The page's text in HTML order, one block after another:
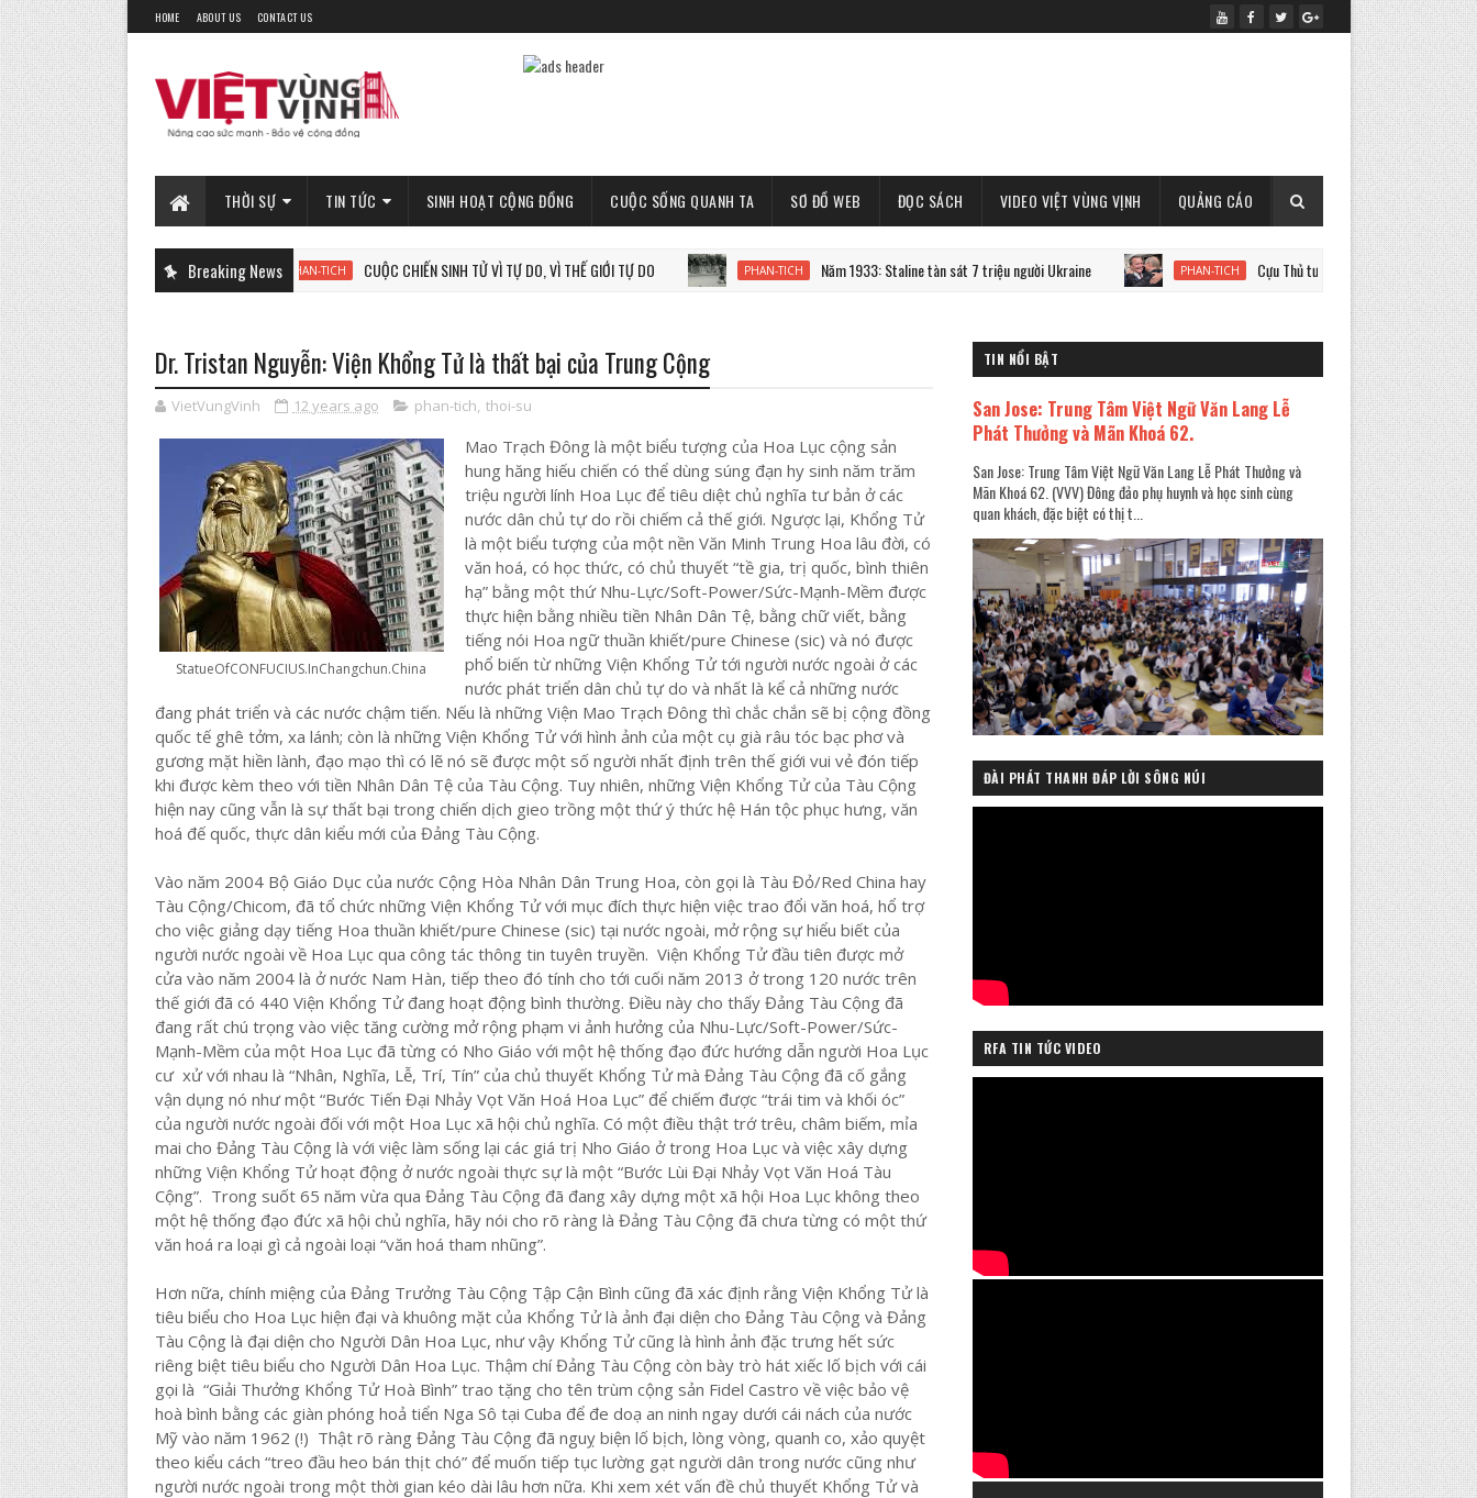
HOME ABOUT US CONTACT US
THỜI SỰ TIN TỨC SINH HOẠT CỘNG ĐỒNG CUỘC SỐNG QUANH TA SƠ ĐỒ WEB ĐỌC SÁCH VIDEO VIỆT VÙNG VỊNH QUẢNG CÁO
Breaking News
PHAN-TICH CUỘC CHIẾN SINH TỬ VÌ TỰ DO, VÌ THẾ GIỚI TỰ DO PHAN-TICH Năm 1933: Staline tàn sát 7 triệu người Ukraine PHAN-TICH Cựu Thủ tướng Đức Schroeder và chiến tranh
Dr. Tristan Nguyễn: Viện Khổng Tử là thất bại của Trung Cộng
VietVungVinh 12 years ago phan-tich, thoi-su
StatueOfCONFUCIUS.InChangchun.China
Mao Trạch Đông là một biểu tượng của Hoa Lục cộng sản
hung hăng hiếu chiến có thể dùng súng đạn hy sinh năm trăm
triệu người lính Hoa Lục để tiêu diệt chủ nghĩa tư bản ở các
nước dân chủ tự do rồi chiếm cả thế giới. Ngược lại, Khổng Tử
là một biểu tượng của một nền Văn Minh Trung Hoa lâu đời, có
văn hoá, có học thức, có chủ thuyết “tề gia, trị quốc, bình thiên
hạ” bằng một thứ Nhu-Lực/Soft-Power/Sức-Mạnh-Mềm được
thực hiện bằng nhiều tiền Nhân Dân Tệ, bằng chữ viết, bằng
tiếng nói Hoa ngữ thuần khiết/pure Chinese (sic) và nó được
phổ biến từ những Viện Khổng Tử tới người nước ngoài ở các
nước phát triển dân chủ tự do và nhất là kể cả những nước
đang phát triển và các nước chậm tiến. Nếu là những Viện Mao Trạch Đông thì chắc chắn sẽ bị cộng đồng
quốc tế ghê tởm, xa lánh; còn là những Viện Khổng Tử với hình ảnh của một cụ già râu tóc bạc phơ và
gương mặt hiền lành, đạo mạo thì có lẽ nó sẽ được một số người nhất định trên thế giới vui vẻ đón tiếp
khi được kèm theo với tiền Nhân Dân Tệ của Tàu Cộng. Tuy nhiên, những Viện Khổng Tử của Tàu Cộng
hiện nay cũng vẫn là sự thất bại trong chiến dịch gieo trồng một thứ ý thức hệ Hán tộc phục hưng, văn
hoá đế quốc, thực dân kiểu mới của Đảng Tàu Cộng.
Vào năm 2004 Bộ Giáo Dục của nước Cộng Hòa Nhân Dân Trung Hoa, còn gọi là Tàu Đỏ/Red China hay
Tàu Cộng/Chicom, đã tổ chức những Viện Khổng Tử với mục đích thực hiện việc trao đổi văn hoá, hổ trợ
cho việc giảng dạy tiếng Hoa thuần khiết/pure Chinese (sic) tại nước ngoài, mở rộng sự hiểu biết của
người nước ngoài về Hoa Lục qua công tác thông tin tuyên truyền. Viện Khổng Tử đầu tiên được mở
cửa vào năm 2004 là ở nước Nam Hàn, tiếp theo đó tính cho tới cuối năm 2013 ở trong 120 nước trên
thế giới đã có 440 Viện Khổng Tử đang hoạt động bình thường. Điều này cho thấy Đảng Tàu Cộng đã
đang rất chú trọng vào việc tăng cường mở rộng phạm vi ảnh hưởng của Nhu-Lực/Soft-Power/Sức-
Mạnh-Mềm của một Hoa Lục đã từng có Nho Giáo với một hệ thống đạo đức hướng dẫn người Hoa Lục
cư xử với nhau là “Nhân, Nghĩa, Lễ, Trí, Tín” của chủ thuyết Khổng Tử mà Đảng Tàu Cộng đã cố gắng
vận dụng nó như một “Bước Tiến Đại Nhảy Vọt Văn Hoá Hoa Lục” để chiếm được “trái tim và khối óc”
của người nước ngoài đối với một Hoa Lục xã hội chủ nghĩa. Có một điều thật trớ trêu, châm biếm, mỉa
mai cho Đảng Tàu Cộng là với việc làm sống lại các giá trị Nho Giáo ở trong Hoa Lục và việc xây dựng
những Viện Khổng Tử hoạt động ở nước ngoài thực sự là một “Bước Lùi Đại Nhảy Vọt Văn Hoá Tàu
Cộng”. Trong suốt 65 năm vừa qua Đảng Tàu Cộng đã đang xây dựng một xã hội Hoa Lục không theo
một hệ thống đạo đức xã hội chủ nghĩa, hãy nói cho rõ ràng là Đảng Tàu Cộng đã chưa từng có một thứ
văn hoá ra loại gì cả ngoài loại “văn hoá tham nhũng”.
Hơn nữa, chính miệng của Đảng Trưởng Tàu Cộng Tập Cận Bình cũng đã xác định rằng Viện Khổng Tử là
tiêu biểu cho Hoa Lục hiện đại và khuông mặt của Khổng Tử là ảnh đại diện cho Đảng Tàu Cộng và Đảng
Tàu Cộng là đại diện cho Người Dân Hoa Lục, như vậy Khổng Tử cũng là hình ảnh đặc trưng hết sức
riêng biệt tiêu biểu cho Người Dân Hoa Lục. Thậm chí Đảng Tàu Cộng còn bày trò hát xiếc lố bịch với cái
gọi là “Giải Thưởng Khổng Tử Hoà Bình” trao tặng cho tên trùm cộng sản Fidel Castro về việc bảo vệ
hoà bình bằng các giàn phóng hoả tiển Nga Sô tại Cuba để đe doạ an ninh ngay dưới cái nách của nước
Mỹ vào năm 1962 (!) Thật rõ ràng Đảng Tàu Cộng đã nguỵ biện lố bịch, lòng vòng, quanh co, xảo quyệt
theo kiểu cách “treo đầu heo bán thịt chó” để muốn tiếp tục lường gạt người dân trong nước cũng như
người nước ngoài trong một thời gian kéo dài lâu hơn nữa. Khi xem xét vấn đề chủ thuyết Khổng Tử và
TIN NỔI BẬT
San Jose: Trung Tâm Việt Ngữ Văn Lang Lễ
Phát Thưởng và Mãn Khoá 62.
San Jose: Trung Tâm Việt Ngữ Văn Lang Lễ Phát Thưởng và
Mãn Khoá 62. (VVV) Đông đảo phụ huynh và học sinh cùng
quan khách, đặc biệt có thị t...
ĐÀI PHÁT THANH ĐÁP LỜI SÔNG NÚI
RFA TIN TỨC VIDEO